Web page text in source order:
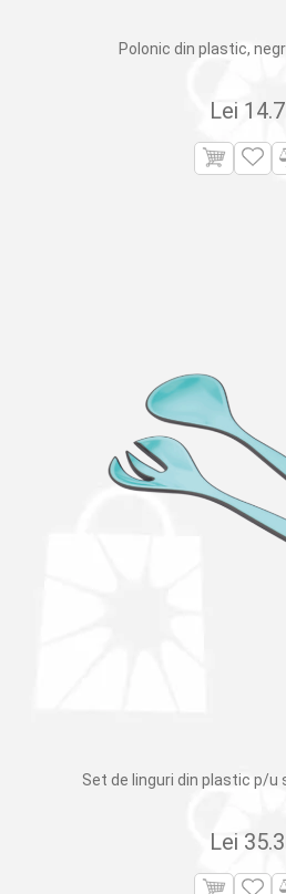
Polonic din plastic,
Lei
Set de linguri din plastic p/u
Lei